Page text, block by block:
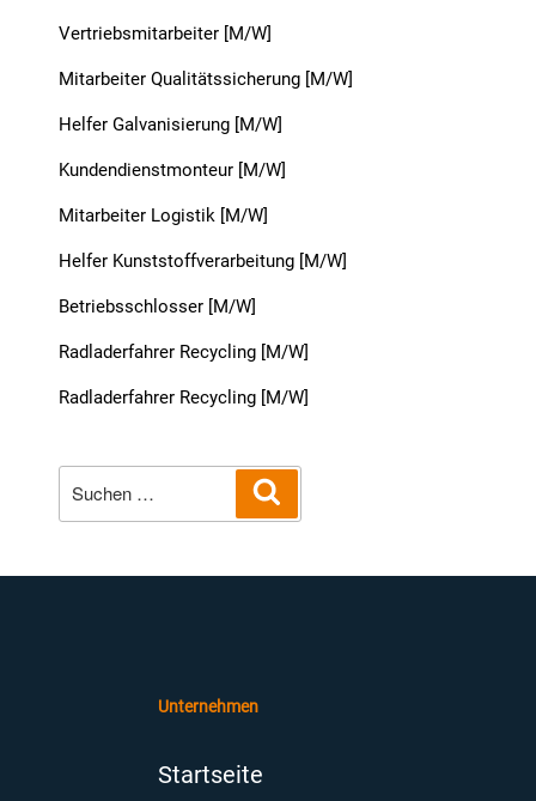
Vertriebsmitarbeiter [M/W]
Mitarbeiter Qualitätssicherung [M/W]
Helfer Galvanisierung [M/W]
Kundendienstmonteur [M/W]
Mitarbeiter Logistik [M/W]
Helfer Kunststoffverarbeitung [M/W]
Betriebsschlosser [M/W]
Radladerfahrer Recycling [M/W]
Radladerfahrer Recycling [M/W]
nach:
Unternehmen
Startseite